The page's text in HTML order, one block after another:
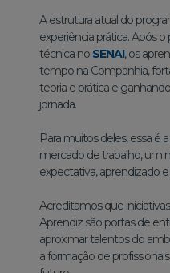
A estrutura atual do
experiência prática. Após
técnica no SENAI, os
tempo na Companhia,
teoria e prática e
jornada.
Para muitos deles, essa é
mercado de trabalho,
expectativa, aprendizado
Acreditamos que
Aprendiz são portas de
aproximar talentos do
a formação de